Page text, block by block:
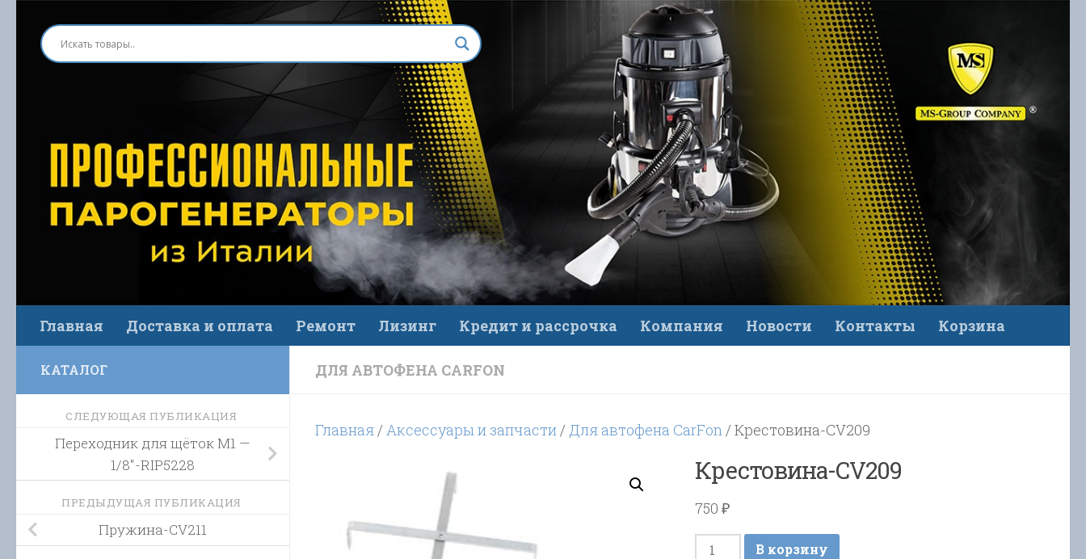
Перейти к содержимому
Главная Доставка и оплата Ремонт Лизинг Кредит и рассрочка Компания Новости Контакты Корзина
ДЛЯ АВТОФЕНА CARFON
Главная/ Аксессуары и запчасти/ Для автофена CarFon/ Крестовина-CV209
Крестовина-CV209
750₽
КоличествоВ корзину
КАТАЛОГ
СЛЕДУЮЩАЯ ПУБЛИКАЦИЯ
Переходник для щёток М1 —
1/8″-RIP5228
ПРЕДЫДУЩАЯ ПУБЛИКАЦИЯ
Пружина-CV211